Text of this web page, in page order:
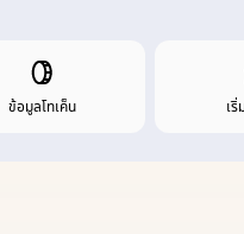
ข้อมูลโทเค็น เ